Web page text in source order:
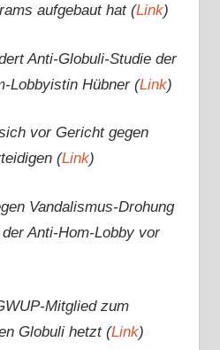
aufgebaut hat (Link)
Anti-Globuli-Studie der
Lobbyistin Hübner (Link)
vor Gericht gegen
(Link)
Vandalismus-Drohung
Anti-Hom-Lobby vor
Mitglied zum
Globuli hetzt (Link)